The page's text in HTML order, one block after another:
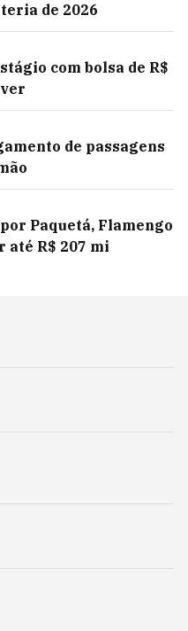
de 2026
com bolsa de R$
de passagens
Paquetá, Flamengo
até R$ 207 mi